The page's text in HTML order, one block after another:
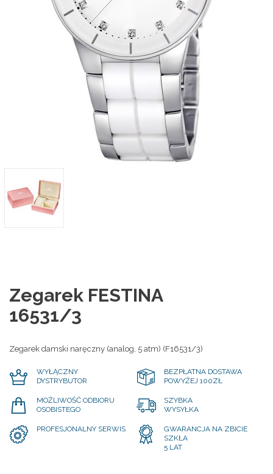
Zegarek FESTINA
16531/3
Zegarek damski naręczny (analog, 5 atm) (F16531/3)
WYŁĄCZNY
DYSTRYBUTOR
BEZPŁATNA DOSTAWA
POWYŻEJ 100ZŁ
MOŻLIWOŚĆ ODBIORU
OSOBISTEGO
SZYBKA
WYSYŁKA
PROFESJONALNY SERWIS
GWARANCJA NA ZBICIE
SZKŁA
5 LAT